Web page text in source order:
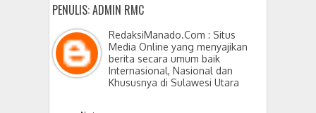
PENULIS: ADMIN RMC
RedaksiManado.Com : Situs
Media Online yang menyajikan
berita secara umum baik
Internasional, Nasional dan
Khususnya di Sulawesi Utara